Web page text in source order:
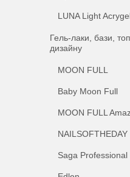
LUNA Light
Гель-лаки, бази,
дизайну
MOON FULL
Baby Moon Full
MOON FULL
NAILSOFTHEDAY
Saga Professional